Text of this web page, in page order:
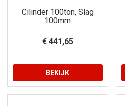
Cilinder 100ton, Slag
100mm
€ 441,65
BEKIJK